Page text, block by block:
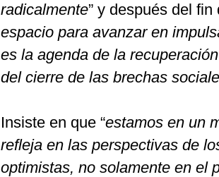
radicalmente” y después del fin
espacio para avanzar en
es la agenda de la
del cierre de las brechas
Insiste en que “estamos en un
refleja en las perspectivas de
optimistas, no solamente en el